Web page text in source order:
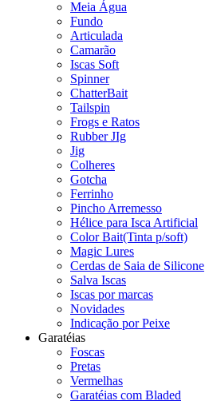
Meia Água
Fundo
Articulada
Camarão
Iscas Soft
Spinner
ChatterBait
Tailspin
Frogs e Ratos
Rubber JIg
Jig
Colheres
Gotcha
Ferrinho
Pincho Arremesso
Hélice para Isca Artificial
Color Bait(Tinta p/soft)
Magic Lures
Cerdas de Saia de Silicone
Salva Iscas
Iscas por marcas
Novidades
Indicação por Peixe
Garatéias
Foscas
Pretas
Vermelhas
Garatéias com Bladed